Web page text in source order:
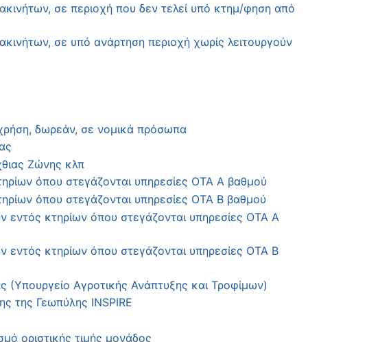
σε περιοχή που δεν τελεί υπό κτημ/φηση από
σε υπό ανάρτηση περιοχή χωρίς λειτουργούν
δωρεάν, σε νομικά πρόσωπα
Ζώνης κλπ
όπου στεγάζονται υπηρεσίες ΟΤΑ Α βαθμού
όπου στεγάζονται υπηρεσίες ΟΤΑ Β βαθμού
εντός κτηρίων όπου στεγάζονται υπηρεσίες ΟΤΑ Α
εντός κτηρίων όπου στεγάζονται υπηρεσίες ΟΤΑ Β
(Υπουργείο Αγροτικής Ανάπτυξης και Τροφίμων)
της Γεωπύλης INSPIRE
οριστικής τιμής μονάδος